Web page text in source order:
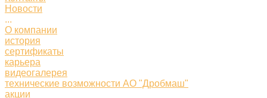
Новости
...
О компании
история
сертификаты
карьера
видеогалерея
технические возможности АО "Дробмаш"
акции